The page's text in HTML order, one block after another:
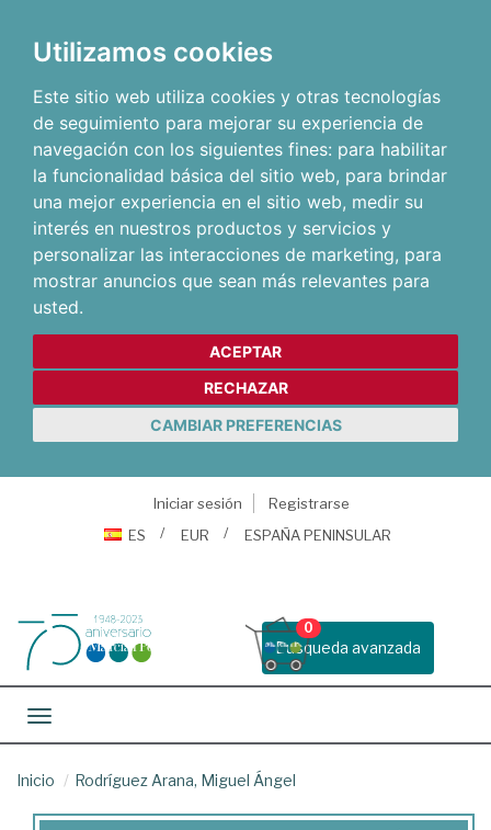
Utilizamos cookies
Este sitio web utiliza cookies y otras tecnologías
de seguimiento para mejorar su experiencia de
navegación con los siguientes fines: para habilitar
la funcionalidad básica del sitio web, para brindar
una mejor experiencia en el sitio web, medir su
interés en nuestros productos y servicios y
personalizar las interacciones de marketing, para
mostrar anuncios que sean más relevantes para
usted.
ACEPTAR
RECHAZAR
CAMBIAR PREFERENCIAS
Iniciar sesión
Registrarse
ES
EUR ESPAÑA PENINSULAR
Busqueda avanzada
0
Toggle navigation
Inicio Rodríguez Arana, Miguel Ángel